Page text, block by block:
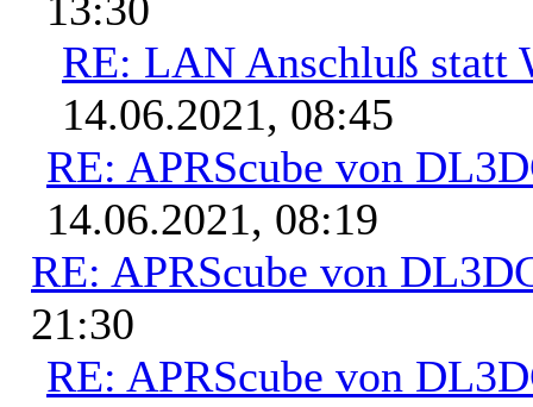
RE: LAN Anschluß statt
14.06.2021, 08:45
RE: APRScube von
14.06.2021, 08:19
RE: APRScube von
21:30
RE: APRScube von